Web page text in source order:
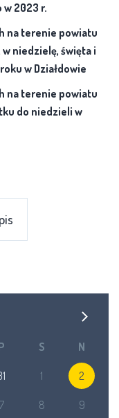
2023 r.
na terenie powiatu
niedzielę, święta i
w Działdowie
na terenie powiatu
do niedzieli w
S N
1 2
7 8 9